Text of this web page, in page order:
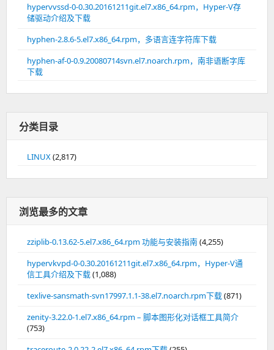
hypervvssd-0-0.30.20161211git.el7.x86_64.rpm，Hyper-V存
储驱动介绍及下载
hyphen-2.8.6-5.el7.x86_64.rpm，多语言连字符库下载
hyphen-af-0-0.9.20080714svn.el7.noarch.rpm，南非语断字库
下载
分类目录
LINUX(2,817)
浏览最多的文章
zziplib-0.13.62-5.el7.x86_64.rpm 功能与安装指南(4,255)
hypervkvpd-0-0.30.20161211git.el7.x86_64.rpm，Hyper-V通
信工具介绍及下载(1,088)
texlive-sansmath-svn17997.1.1-38.el7.noarch.rpm下载(871)
zenity-3.22.0-1.el7.x86_64.rpm – 脚本图形化对话框工具简介
(753)